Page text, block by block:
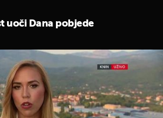
uoči Dana pobjede